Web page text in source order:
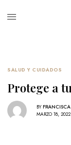
SALUD Y CUIDADOS
Protege a
BY
MARZO 18, 2022